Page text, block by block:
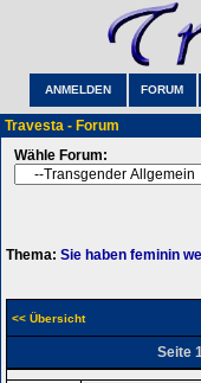
ANMELDEN FORUM
Travesta - Forum
Wähle Forum:
Thema: Sie haben feminin
<< Übersicht
Seite